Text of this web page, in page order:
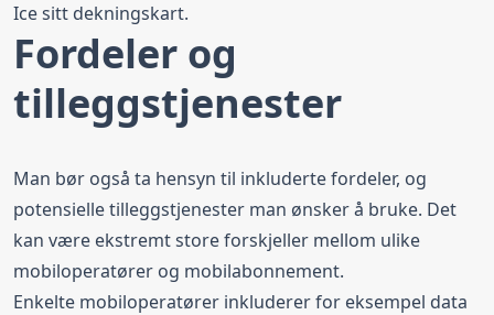
Ice sitt dekningskart.
Fordeler og
tilleggstjenester
Man bør også ta hensyn til inkluderte fordeler, og
potensielle tilleggstjenester man ønsker å bruke. Det
kan være ekstremt store forskjeller mellom ulike
mobiloperatører og mobilabonnement.
Enkelte mobiloperatører inkluderer for eksempel data